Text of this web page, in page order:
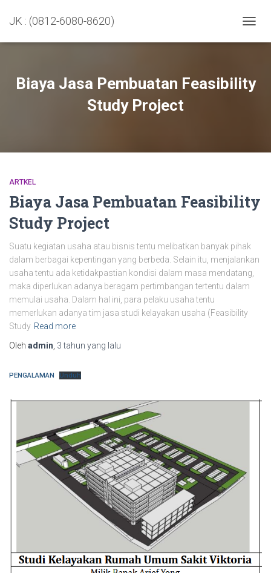
JK : (0812-6080-8620)
Biaya Jasa Pembuatan Feasibility
Study Project
ARTKEL
Biaya Jasa Pembuatan Feasibility
Study Project
Suatu kegiatan usaha atau bisnis tentu melibatkan banyak pihak
dalam berbagai kepentingan yang berbeda. Selain itu, menjalankan
usaha tentu ada ketidakpastian kondisi dalam masa mendatang,
maka diperlukan adanya beragam pertimbangan tertentu dalam
memulai usaha. Dalam hal ini, para pelaku usaha tentu
memerlukan adanya tim jasa studi kelayakan usaha (Feasibility
Study Read more
Oleh admin 3 tahun yang lalu
PENGALAMAN Unduh